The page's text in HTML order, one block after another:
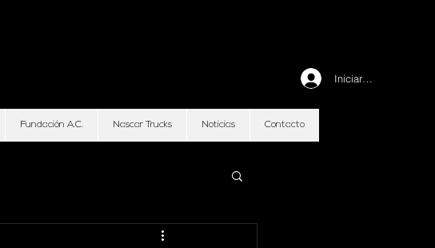
Iniciar sesión
Fundación A.C. Nascar Trucks Noticias Contacto